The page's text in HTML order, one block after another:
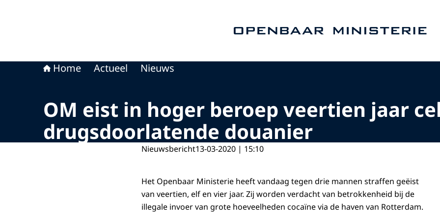
Home Actueel Nieuws
OM eist in hoger beroep veertien jaar
drugsdoorlatende douanier
Nieuwsbericht13-03-2020 | 15:10
Het Openbaar Ministerie heeft vandaag tegen drie mannen straffen geëist
van veertien, elf en vier jaar. Zij worden verdacht van betrokkenheid bij de
illegale invoer van grote hoeveelheden cocaïne via de haven van Rotterdam.